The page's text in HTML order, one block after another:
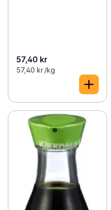
57,40 kr
57,40 kr /kg